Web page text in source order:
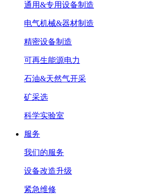
通用&专用设备制造
电气机械&器材制造
精密设备制造
可再生能源电力
石油&天然气开采
矿采选
科学实验室
服务
我们的服务
设备改造升级
紧急维修